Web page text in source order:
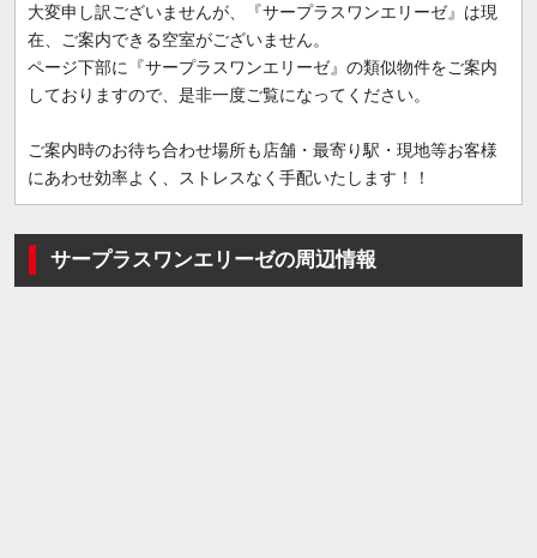
大変申し訳ございませんが、『サープラスワンエリーゼ』は現
在、ご案内できる空室がございません。
ページ下部に『サープラスワンエリーゼ』の類似物件をご案内
しておりますので、是非一度ご覧になってください。
ご案内時のお待ち合わせ場所も店舗・最寄り駅・現地等お客様
にあわせ効率よく、ストレスなく手配いたします！！
サープラスワンエリーゼの周辺情報